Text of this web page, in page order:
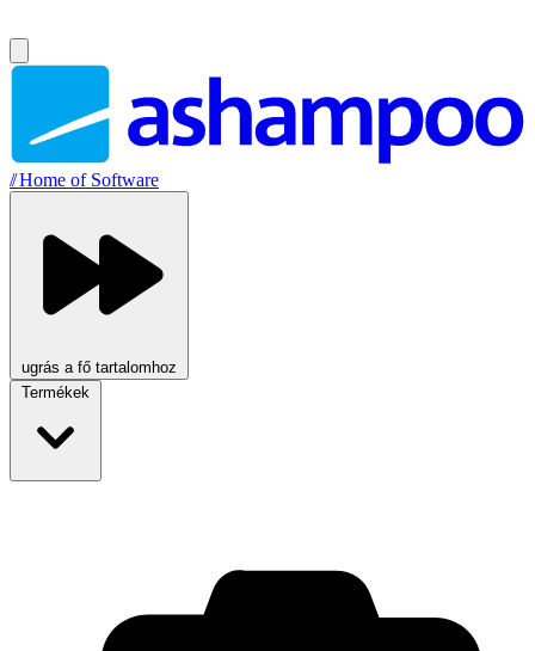
//Home of Software
ugrás a fő tartalomhoz
Termékek